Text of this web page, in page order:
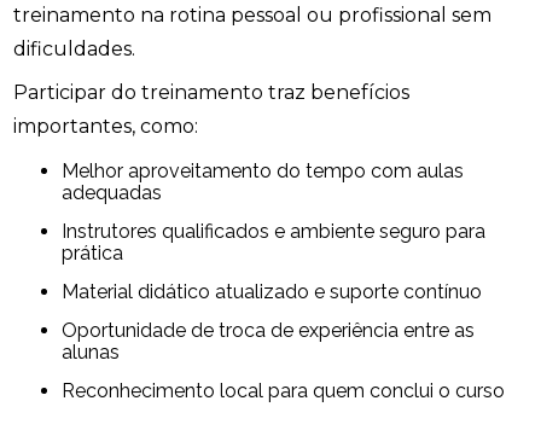
treinamento na rotina pessoal ou profissional sem
dificuldades.
Participar do treinamento traz benefícios
importantes, como:
Melhor aproveitamento do tempo com aulas
adequadas
Instrutores qualificados e ambiente seguro para
prática
Material didático atualizado e suporte contínuo
Oportunidade de troca de experiência entre as
alunas
Reconhecimento local para quem conclui o curso